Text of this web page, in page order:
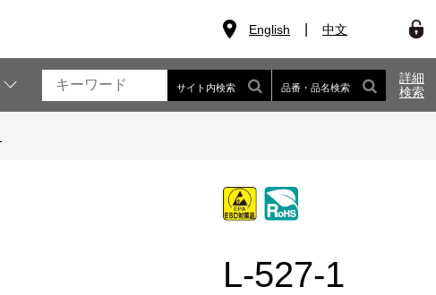
English 中文
サイト内検索 品番・品名検索
詳細
検索
L-527-1